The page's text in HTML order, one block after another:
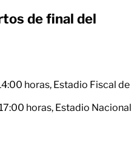
de final del
horas, Estadio Fiscal de
horas, Estadio Nacional